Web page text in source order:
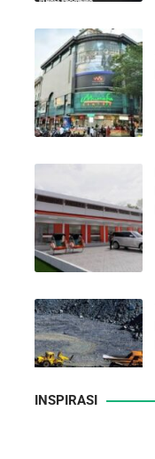
INSPIRASI